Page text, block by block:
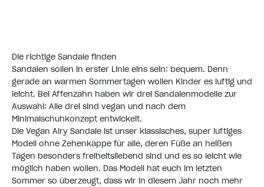
Die richtige Sandale finden
Sandalen sollen in erster Linie eins sein: bequem. Denn
gerade an warmen Sommertagen wollen Kinder es luftig und
leicht. Bei Affenzahn haben wir drei Sandalenmodelle zur
Auswahl: Alle drei sind vegan und nach dem
Minimalschuhkonzept entwickelt.
Die Vegan Airy Sandale ist unser klassisches, super luftiges
Modell ohne Zehenkappe für alle, deren Füße an heißen
Tagen besonders freiheitsliebend sind und es so leicht wie
möglich haben wollen. Das Modell hat euch im letzten
Sommer so überzeugt, dass wir in diesem Jahr noch mehr